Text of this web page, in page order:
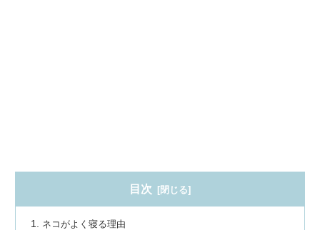
目次
ネコがよく寝る理由